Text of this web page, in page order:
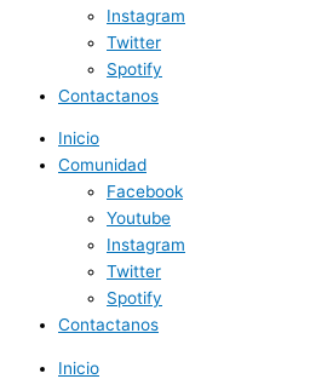
Instagram
Twitter
Spotify
Contactanos
Inicio
Comunidad
Facebook
Youtube
Instagram
Twitter
Spotify
Contactanos
Inicio